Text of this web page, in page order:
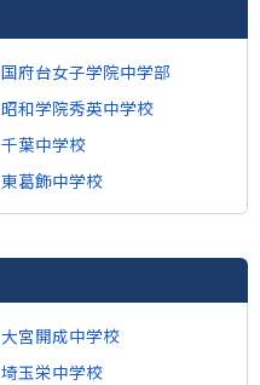
国府台女子学院中学部
昭和学院秀英中学校
千葉中学校
東葛飾中学校
大宮開成中学校
埼玉栄中学校